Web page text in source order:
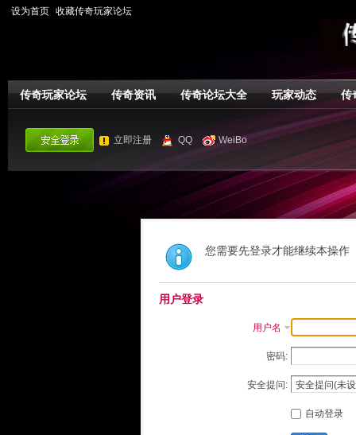
设为首页 收藏传奇玩家论坛
传奇玩家论坛 传奇资讯 传奇论坛大全 玩家动态 传
立即注册 QQ WeiBo
您需要先登录才能继续本操作
用户登录
用户名
密码:
安全提问:
自动登录